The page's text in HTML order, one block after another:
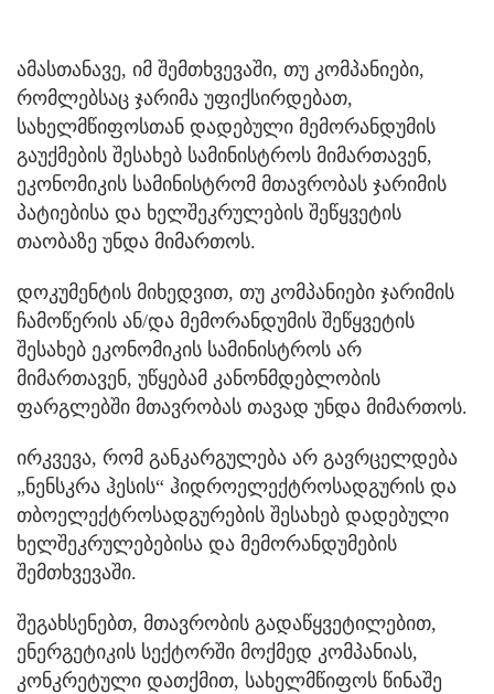
ამასთანავე, იმ შემთხვევაში, თუ კომპანიები,
რომლებსაც ჯარიმა უფიქსირდებათ,
სახელმწიფოსთან დადებული მემორანდუმის
გაუქმების შესახებ სამინისტროს მიმართავენ,
ეკონომიკის სამინისტრომ მთავრობას ჯარიმის
პატიებისა და ხელშეკრულების შეწყვეტის
თაობაზე უნდა მიმართოს.
დოკუმენტის მიხედვით, თუ კომპანიები ჯარიმის
ჩამოწერის ან/და მემორანდუმის შეწყვეტის
შესახებ ეკონომიკის სამინისტროს არ
მიმართავენ, უწყებამ კანონმდებლობის
ფარგლებში მთავრობას თავად უნდა მიმართოს.
ირკვევა, რომ განკარგულება არ გავრცელდება
„ნენსკრა ჰესის“ ჰიდროელექტროსადგურის და
თბოელექტროსადგურების შესახებ დადებული
ხელშეკრულებებისა და მემორანდუმების
შემთხვევაში.
შეგახსენებთ, მთავრობის გადაწყვეტილებით,
ენერგეტიკის სექტორში მოქმედ კომპანიას,
კონკრეტული დათქმით, სახელმწიფოს წინაშე